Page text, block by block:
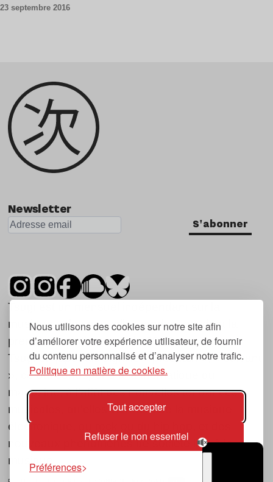
Nous utilisons des cookies sur notre site afin
d’améliorer votre expérience utilisateur, de fournir
du contenu personnalisé et d’analyser notre trafic.
Politique en matière de cookies.
Tout accepter
Refuser le non essentiel
Préférences
23 septembre 2016
Newsletter
S'abonner
Tsugi est un mensuel indépendant sur la
musique et les nouvelles tendances, dont la
première parution date de 2007.
Tsugi en japonais signifie « prochain », « suivant
», ce qui correspond à la thématique du
magazine, à l’affût des nouvelles tendances
musicales, qu’elles viennent de la musique
électronique, du rock ou du hip hop, et des
nouveaux phénomènes de société liés à la
musique.